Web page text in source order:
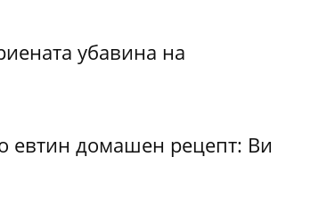
убавина на
евтин домашен рецепт: Ви